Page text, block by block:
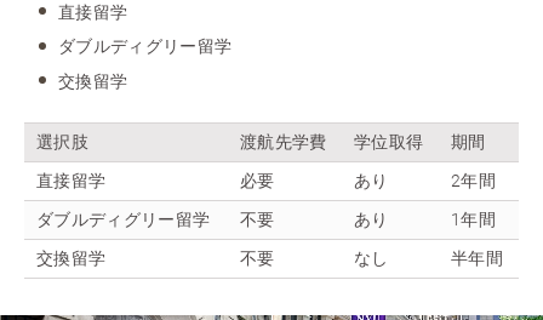
直接留学
ダブルディグリー留学
交換留学
選択肢 渡航先学費 学位取得
期間
直接留学
必要 あり
2年間
ダブルディグリー留学
不要 あり
1年間
交換留学
不要 なし 半年間